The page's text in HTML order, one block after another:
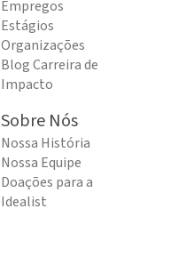
Empregos
Estágios
Organizações
Blog Carreira de
Impacto
Sobre Nós
Nossa História
Nossa Equipe
Doações para a
Idealist